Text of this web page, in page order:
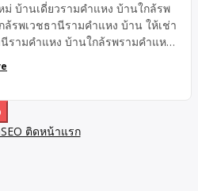
ม่ บ้านเดี่ยวรามคำแหง บ้านใกล้รพ
ล้รพเวชธานีรามคำแหง บ้าน ให้เช่า
รามคำแหง บ้านใกล้รพรามคำแหง
ามคำแหง บ้านใกล้รพรามคำแหง
ามคำแหง ให้เช่า บ้าน สวยเหมือน
ขายหรือให้เช่าบ้านเดี่ยว
หม่ สวยเหมือนใหม่ ใกล้รพเวช
คำแหง รามคำแหง68 บ้านเดี่ยว
บางกะปิ ใกล้ตลาดแฮปปี้แลนด์ บ้าน